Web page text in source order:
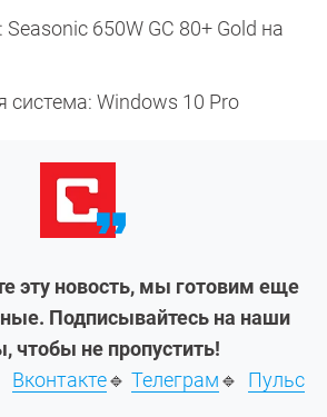
650W GC 80+ Gold на
система: Windows 10 Pro
эту новость, мы готовим еще
Подписывайтесь на наши
чтобы не пропустить!
Вконтакте🔹 Телеграм🔹 Пульс